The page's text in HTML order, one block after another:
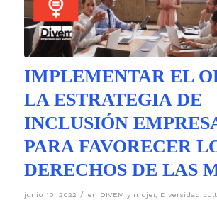
IMPLEMENTAR EL
LA ESTRATEGIA DE
INCLUSIÓN
PARA FAVORECER
DERECHOS DE LAS
junio 10, 2022 / en DIVEM y mujer, Diversidad